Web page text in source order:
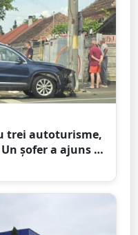
trei autoturisme,
șofer a ajuns la